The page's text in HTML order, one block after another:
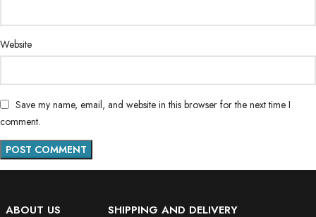
Website
Save my name, email, and website in this browser for the next time I
comment.
ABOUT US
SHIPPING AND DELIVERY